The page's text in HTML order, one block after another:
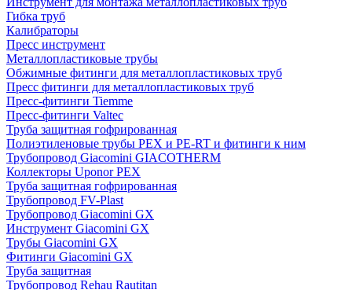
Гибка труб
Калибраторы
Пресс инструмент
Металлопластиковые трубы
Обжимные фитинги для металлопластиковых труб
Пресс фитинги для металлопластиковых труб
Пресс-фитинги Tiemme
Пресс-фитинги Valtec
Труба защитная гофрированная
Полиэтиленовые трубы PEX и PE-RT и фитинги к ним
Трубопровод Giacomini GIACOTHERM
Коллекторы Uponor PEX
Труба защитная гофрированная
Трубопровод FV-Plast
Трубопровод Giacomini GX
Инструмент Giacomini GX
Трубы Giacomini GX
Фитинги Giacomini GX
Труба защитная
Трубопровод Rehau Rautitan